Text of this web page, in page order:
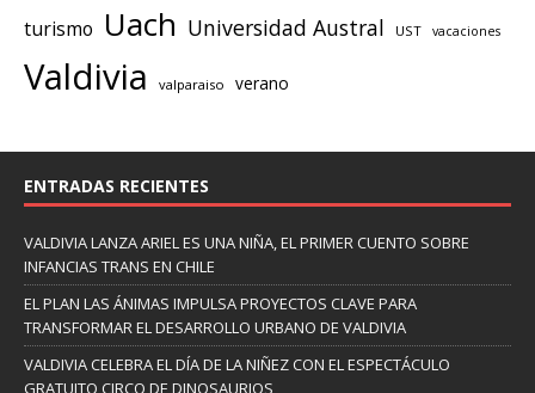
turismo Uach Universidad Austral UST vacaciones
Valdivia valparaiso verano
ENTRADAS RECIENTES
VALDIVIA LANZA ARIEL ES UNA NIÑA, EL PRIMER CUENTO SOBRE
INFANCIAS TRANS EN CHILE
EL PLAN LAS ÁNIMAS IMPULSA PROYECTOS CLAVE PARA
TRANSFORMAR EL DESARROLLO URBANO DE VALDIVIA
VALDIVIA CELEBRA EL DÍA DE LA NIÑEZ CON EL ESPECTÁCULO
GRATUITO CIRCO DE DINOSAURIOS